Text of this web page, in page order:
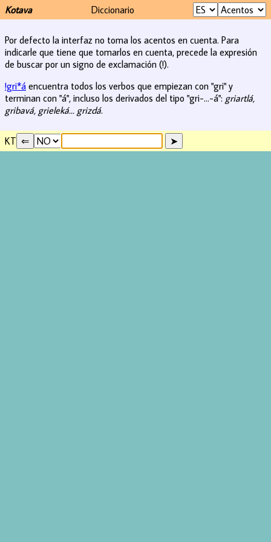
Kotava Diccionario
Por defecto la interfaz no toma los acentos en cuenta. Para
indicarle que tiene que tomarlos en cuenta, precede la expresión
de buscar por un signo de exclamación (!).
!gri*á encuentra todos los verbos que empiezan con "gri" y
terminan con "á", incluso los derivados del tipo "gri-...-á": griartlá,
gribavá, grieleká... grizdá.
KT